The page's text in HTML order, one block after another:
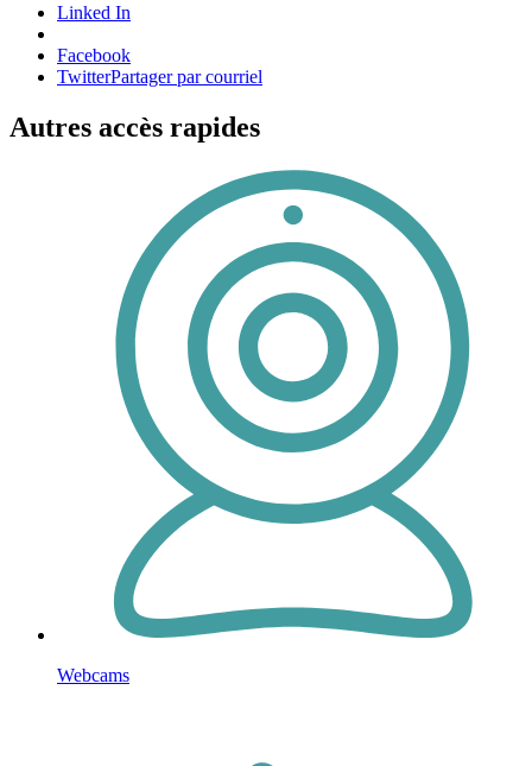
Linked In
Facebook
TwitterPartager par courriel
Autres accès rapides
Webcams